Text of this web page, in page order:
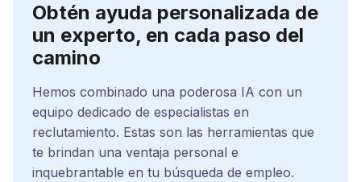
Obtén ayuda personalizada de
un experto, en cada paso del
camino
Hemos combinado una poderosa IA con un
equipo dedicado de especialistas en
reclutamiento. Estas son las herramientas que
te brindan una ventaja personal e
inquebrantable en tu búsqueda de empleo.